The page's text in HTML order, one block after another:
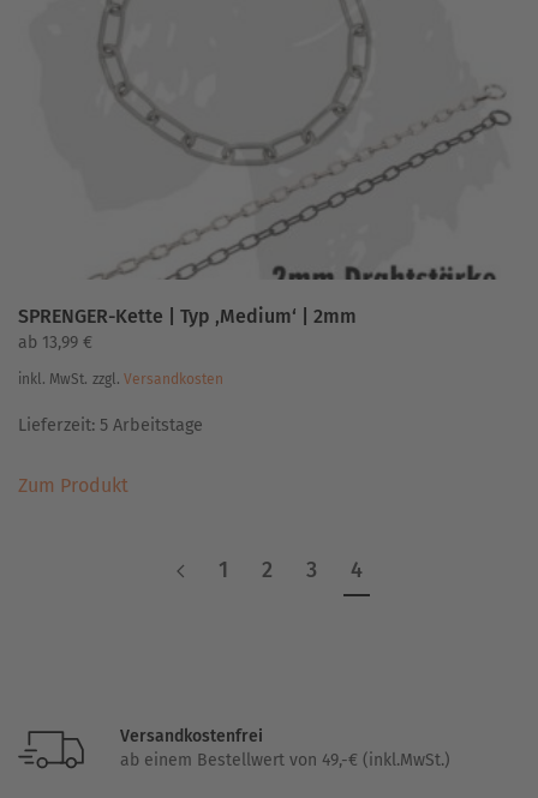
SPRENGER-Kette | Typ ‚Medium‘ | 2mm
ab 13,99 €
inkl. MwSt. zzgl. Versandkosten
Lieferzeit: 5 Arbeitstage
Zum ProduktProdukt
Varianten
der
1 2 3 4
Versandkostenfrei
ab einem Bestellwert von 49,-€ (inkl.MwSt.)